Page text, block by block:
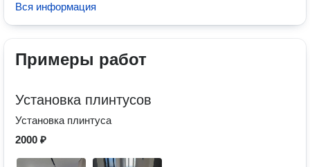
Вся информация
Примеры работ
Установка плинтусов
Установка плинтуса
2000 ₽